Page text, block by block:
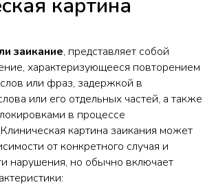
картина
заикание, представляет собой
характеризующееся повторением
или фраз, задержкой в
или его отдельных частей, а также
в процессе
картина заикания может
от конкретного случая и
нарушения, но обычно включает